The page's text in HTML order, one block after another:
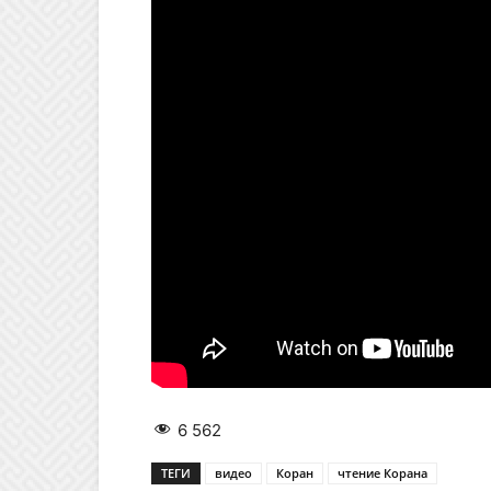
6 562
ТЕГИ видео Коран чтение Корана